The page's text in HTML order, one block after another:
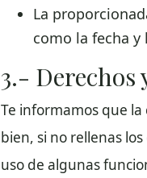
La
como la fecha
3.- Derechos
Te informamos que
bien, si no rellenas
uso de algunas